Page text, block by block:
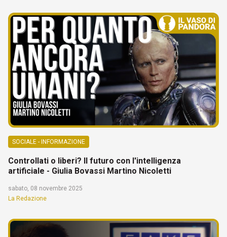
SOCIALE - INFORMAZIONE
Controllati o liberi? Il futuro con l'intelligenza
artificiale - Giulia Bovassi Martino Nicoletti
sabato, 08 novembre 2025
La Redazione